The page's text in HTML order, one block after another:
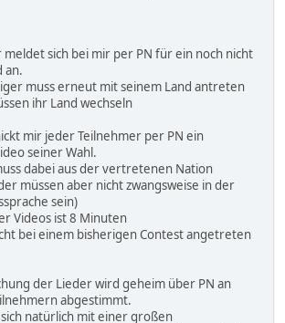
meldet sich bei mir per PN für ein noch nicht
an.
muss erneut mit seinem Land antreten
ihr Land wechseln
mir jeder Teilnehmer per PN ein
seiner Wahl.
dabei aus der vertretenen Nation
müssen aber nicht zwangsweise in der
sein)
Videos ist 8 Minuten
bei einem bisherigen Contest angetreten
der Lieder wird geheim über PN an
abgestimmt.
natürlich mit einer großen